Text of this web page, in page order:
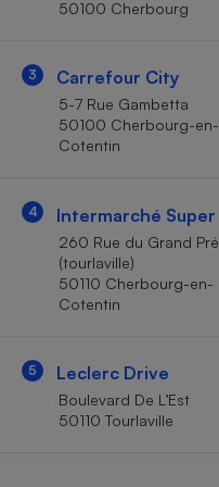
50100 Cherbourg
3 Carrefour City
5-7 Rue Gambetta
50100 Cherbourg-en-
Cotentin
4 Intermarché Super
260 Rue du Grand Pré
(tourlaville)
50110 Cherbourg-en-
Cotentin
5 Leclerc Drive
Boulevard De L’Est
50110 Tourlaville